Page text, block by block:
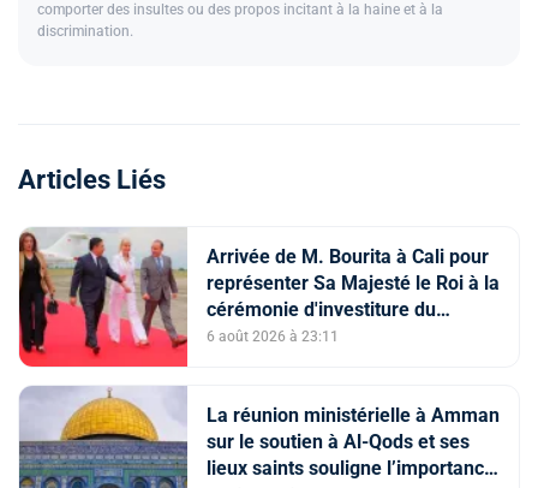
comporter des insultes ou des propos incitant à la haine et à la
discrimination.
Articles Liés
Arrivée de M. Bourita à Cali pour
représenter Sa Majesté le Roi à la
cérémonie d'investiture du
nouveau président colombien
6 août 2026 à 23:11
La réunion ministérielle à Amman
sur le soutien à Al-Qods et ses
lieux saints souligne l’importance